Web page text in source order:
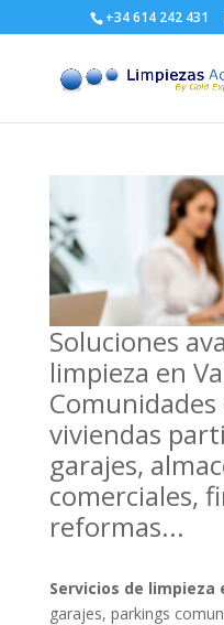
+34 614 242 431
Soluciones
limpieza en
Comunidades
viviendas
garajes,
comerciales,
reformas...
Servicios de limpieza
garajes, parkings